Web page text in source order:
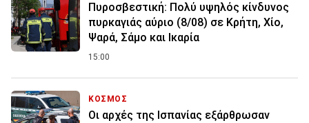
Πυροσβεστική: Πολύ υψηλός κίνδυνος
πυρκαγιάς αύριο (8/08) σε Κρήτη, Χίο,
Ψαρά, Σάμο και Ικαρία
15:00
ΚΟΣΜΟΣ
Οι αρχές της Ισπανίας εξάρθρωσαν